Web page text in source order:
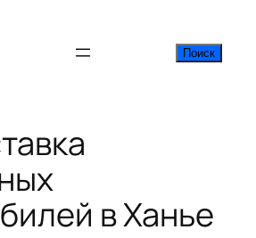
Поиск
Поиск
в Ханье